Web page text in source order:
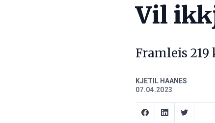
Vil
Framleis
KJETIL HAANES
07.04.2023